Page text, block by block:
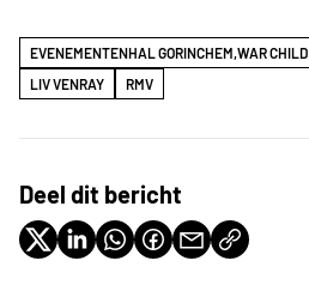
EVENEMENTENHAL GORINCHEM,WAR CHILD
LIV VENRAY
RMV
Deel dit bericht